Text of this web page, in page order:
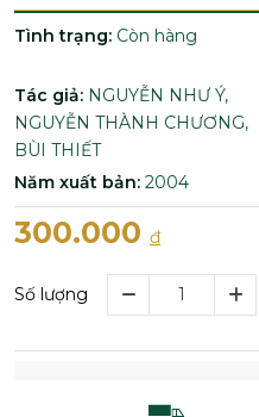
Tình trạng: Còn hàng
Tác giả: NGUYỄN NHƯ Ý,
NGUYỄN THÀNH CHƯƠNG,
BÙI THIẾT
Năm xuất bản: 2004
300.000 đ
Số lượng